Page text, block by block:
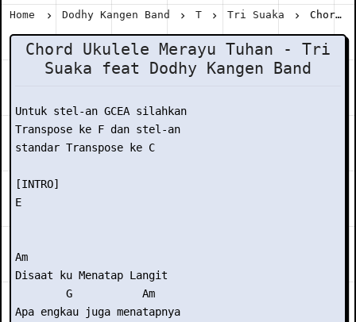
Home Dodhy Kangen Band T Tri Suaka Chord Ukulele Merayu Tuhan - Tri Suaka feat Dodhy Kangen Band
Chord Ukulele Merayu Tuhan - Tri
Suaka feat Dodhy Kangen Band
Untuk stel-an GCEA silahkan
Transpose ke F dan stel-an
standar Transpose ke C
[INTRO]
E
Am
Disaat ku Menatap Langit
        G           Am
Apa engkau juga menatapnya